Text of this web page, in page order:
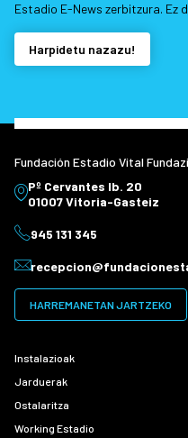
Estadio E-News zerbitzura. Ez
Harpidetu nazazu!
Fundación Estadio Vital
Pº Cervantes Ib. 20
01007 Vitoria-Gasteiz
945 131 345
HARREMANETAN JARTZEKO
Instalazioak
Jarduerak
Ostalaritza
Working Estadio